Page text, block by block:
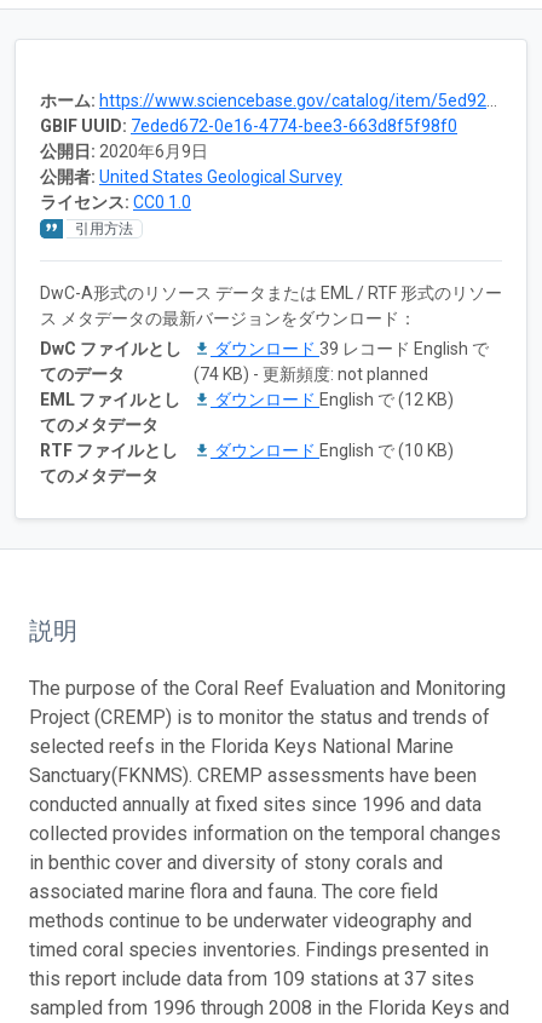
ホーム: https://www.sciencebase.gov/catalog/item/5ed92d0682ce7e579c67554c
GBIF UUID: 7eded672-0e16-4774-bee3-663d8f5f98f0
公開日: 2020年6月9日
公開者: United States Geological Survey
ライセンス: CC0 1.0
引用方法
DwC-A形式のリソース データまたは EML / RTF 形式のリソー
ス メタデータの最新バージョンをダウンロード：
DwC ファイルとし
てのデータ
ダウンロード 39 レコード English で
(74 KB) - 更新頻度: not planned
EML ファイルとし
てのメタデータ
ダウンロード English で (12 KB)
RTF ファイルとし
てのメタデータ
ダウンロード English で (10 KB)
説明
The purpose of the Coral Reef Evaluation and Monitoring
Project (CREMP) is to monitor the status and trends of
selected reefs in the Florida Keys National Marine
Sanctuary(FKNMS). CREMP assessments have been
conducted annually at fixed sites since 1996 and data
collected provides information on the temporal changes
in benthic cover and diversity of stony corals and
associated marine flora and fauna. The core field
methods continue to be underwater videography and
timed coral species inventories. Findings presented in
this report include data from 109 stations at 37 sites
sampled from 1996 through 2008 in the Florida Keys and